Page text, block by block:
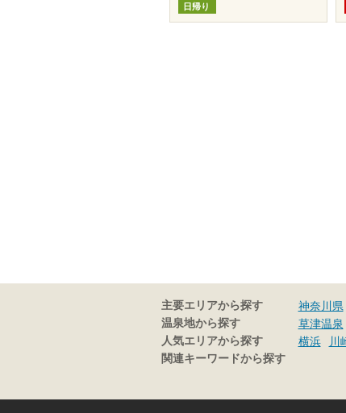
日帰り
主要エリアから探す 神奈川県
温泉地から探す 草津温泉
人気エリアから探す 横浜 川
関連キーワードから探す